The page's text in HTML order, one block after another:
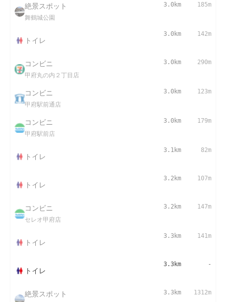
絶景スポット
舞鶴城公園
3.0km 185m
トイレ
3.0km 142m
コンビニ
甲府丸の内２丁目店
3.0km 290m
コンビニ
甲府駅前通店
3.0km 123m
コンビニ
甲府駅前店
3.0km 179m
トイレ
3.1km 82m
トイレ
3.2km 107m
コンビニ
セレオ甲府店
3.2km 147m
トイレ
3.3km 141m
トイレ
3.3km -
絶景スポット 3.3km 1312m